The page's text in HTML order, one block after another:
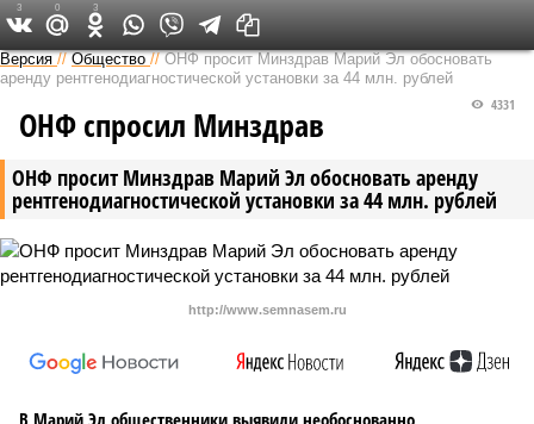
Версия в Чувашии
Версия //Общество //ОНФ просит Минздрав Марий Эл обосновать
аренду рентгенодиагностической установки за 44 млн. рублей
ОНФ просит Минздрав Марий Эл обосновать аренду
рентгенодиагностической установки за 44 млн. рублей
4331
ОНФ спросил Минздрав
http://www.semnasem.ru
В Марий Эл общественники выявили необоснованно
3 0 3